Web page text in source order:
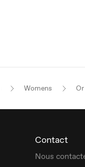
Womens
Contact
Nous